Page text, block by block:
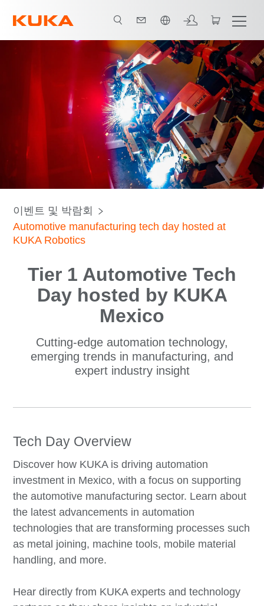
Tech Day Agenda
이벤트 및 박람회
Automotive manufacturing tech day hosted at
KUKA Robotics
Tier 1 Automotive Tech
Day hosted by KUKA
Mexico
Cutting-edge automation technology,
emerging trends in manufacturing, and
expert industry insight
Tech Day Overview
Discover how KUKA is driving automation
investment in Mexico, with a focus on supporting
the automotive manufacturing sector. Learn about
the latest advancements in automation
technologies that are transforming processes such
as metal joining, machine tools, mobile material
handling, and more.
Hear directly from KUKA experts and technology